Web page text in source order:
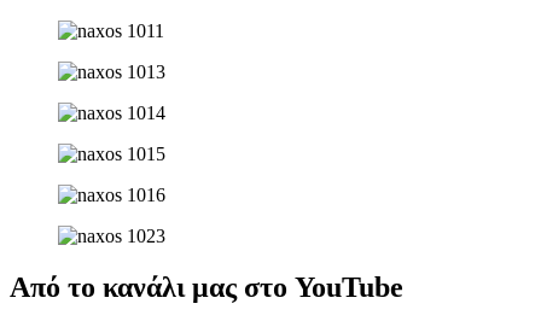
Από το κανάλι μας στο YouTube